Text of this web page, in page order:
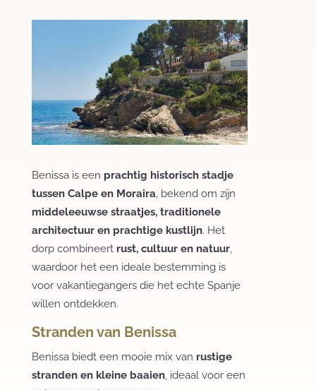
Benissa is een prachtig historisch stadje
tussen Calpe en Moraira, bekend om zijn
middeleeuwse straatjes, traditionele
architectuur en prachtige kustlijn. Het
dorp combineert rust, cultuur en natuur,
waardoor het een ideale bestemming is
voor vakantiegangers die het echte Spanje
willen ontdekken.
Stranden van Benissa
Benissa biedt een mooie mix van rustige
stranden en kleine baaien, ideaal voor een